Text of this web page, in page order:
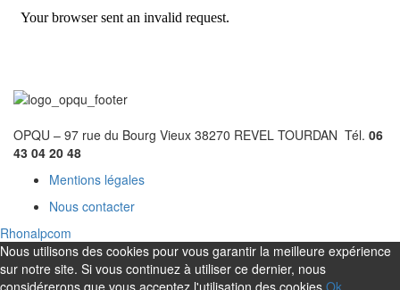
OPQU – 97 rue du Bourg Vieux 38270 REVEL TOURDAN Tél. 06
43 04 20 48
Mentions légales
Nous contacter
Rhonalpcom
Nous utilisons des cookies pour vous garantir la meilleure expérience
sur notre site. Si vous continuez à utiliser ce dernier, nous